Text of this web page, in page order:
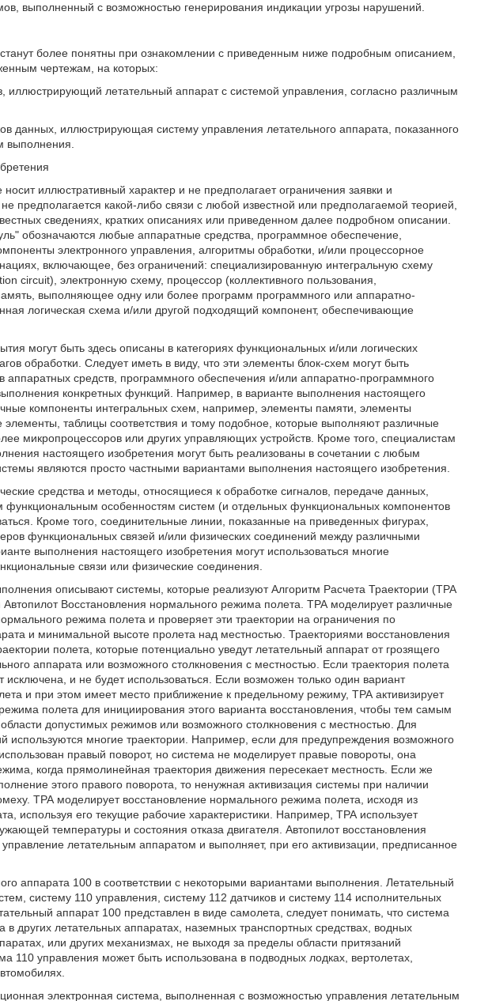
выполненный с возможностью генерирования индикации угрозы нарушений.
более понятны при ознакомлении с приведенным ниже подробным описанием,
чертежам, на которых:
иллюстрирующий летательный аппарат с системой управления, согласно различным
данных, иллюстрирующая систему управления летательного аппарата, показанного
выполнения.
иллюстративный характер и не предполагает ограничения заявки и
предполагается какой-либо связи с любой известной или предполагаемой теорией,
сведениях, кратких описаниях или приведенном далее подробном описании.
обозначаются любые аппаратные средства, программное обеспечение,
электронного управления, алгоритмы обработки, и/или процессорное
включающее, без ограничений: специализированную интегральную схему
circuit), электронную схему, процессор (коллективного пользования,
выполняющее одну или более программ программного или аппаратно-
логическая схема и/или другой подходящий компонент, обеспечивающие
могут быть здесь описаны в категориях функциональных и/или логических
обработки. Следует иметь в виду, что эти элементы блок-схем могут быть
средств, программного обеспечения и/или аппаратно-программного
конкретных функций. Например, в варианте выполнения настоящего
компоненты интегральных схем, например, элементы памяти, элементы
элементы, таблицы соответствия и тому подобное, которые выполняют различные
микропроцессоров или других управляющих устройств. Кроме того, специалистам
настоящего изобретения могут быть реализованы в сочетании с любым
являются просто частными вариантами выполнения настоящего изобретения.
средства и методы, относящиеся к обработке сигналов, передаче данных,
функциональным особенностям систем (и отдельных функциональных компонентов
Кроме того, соединительные линии, показанные на приведенных фигурах,
функциональных связей и/или физических соединений между различными
выполнения настоящего изобретения могут использоваться многие
связи или физические соединения.
описывают системы, которые реализуют Алгоритм Расчета Траектории (ТРА
Восстановления нормального режима полета. ТРА моделирует различные
режима полета и проверяет эти траектории на ограничения по
и минимальной высоте пролета над местностью. Траекториями восстановления
полета, которые потенциально уведут летательный аппарат от грозящего
аппарата или возможного столкновения с местностью. Если траектория полета
и не будет использоваться. Если возможен только один вариант
и при этом имеет место приближение к предельному режиму, ТРА активизирует
полета для инициирования этого варианта восстановления, чтобы тем самым
допустимых режимов или возможного столкновения с местностью. Для
многие траектории. Например, если для предупреждения возможного
правый поворот, но система не моделирует правые повороты, она
когда прямолинейная траектория движения пересекает местность. Если же
этого правого поворота, то ненужная активизация системы при наличии
ТРА моделирует восстановление нормального режима полета, исходя из
используя его текущие рабочие характеристики. Например, ТРА использует
температуры и состояния отказа двигателя. Автопилот восстановления
летательным аппаратом и выполняет, при его активизации, предписанное
аппарата 100 в соответствии с некоторыми вариантами выполнения. Летательный
систему 110 управления, систему 112 датчиков и систему 114 исполнительных
аппарат 100 представлен в виде самолета, следует понимать, что система
других летательных аппаратах, наземных транспортных средствах, водных
или других механизмах, не выходя за пределы области притязаний
110 управления может быть использована в подводных лодках, вертолетах,
электронная система, выполненная с возможностью управления летательным